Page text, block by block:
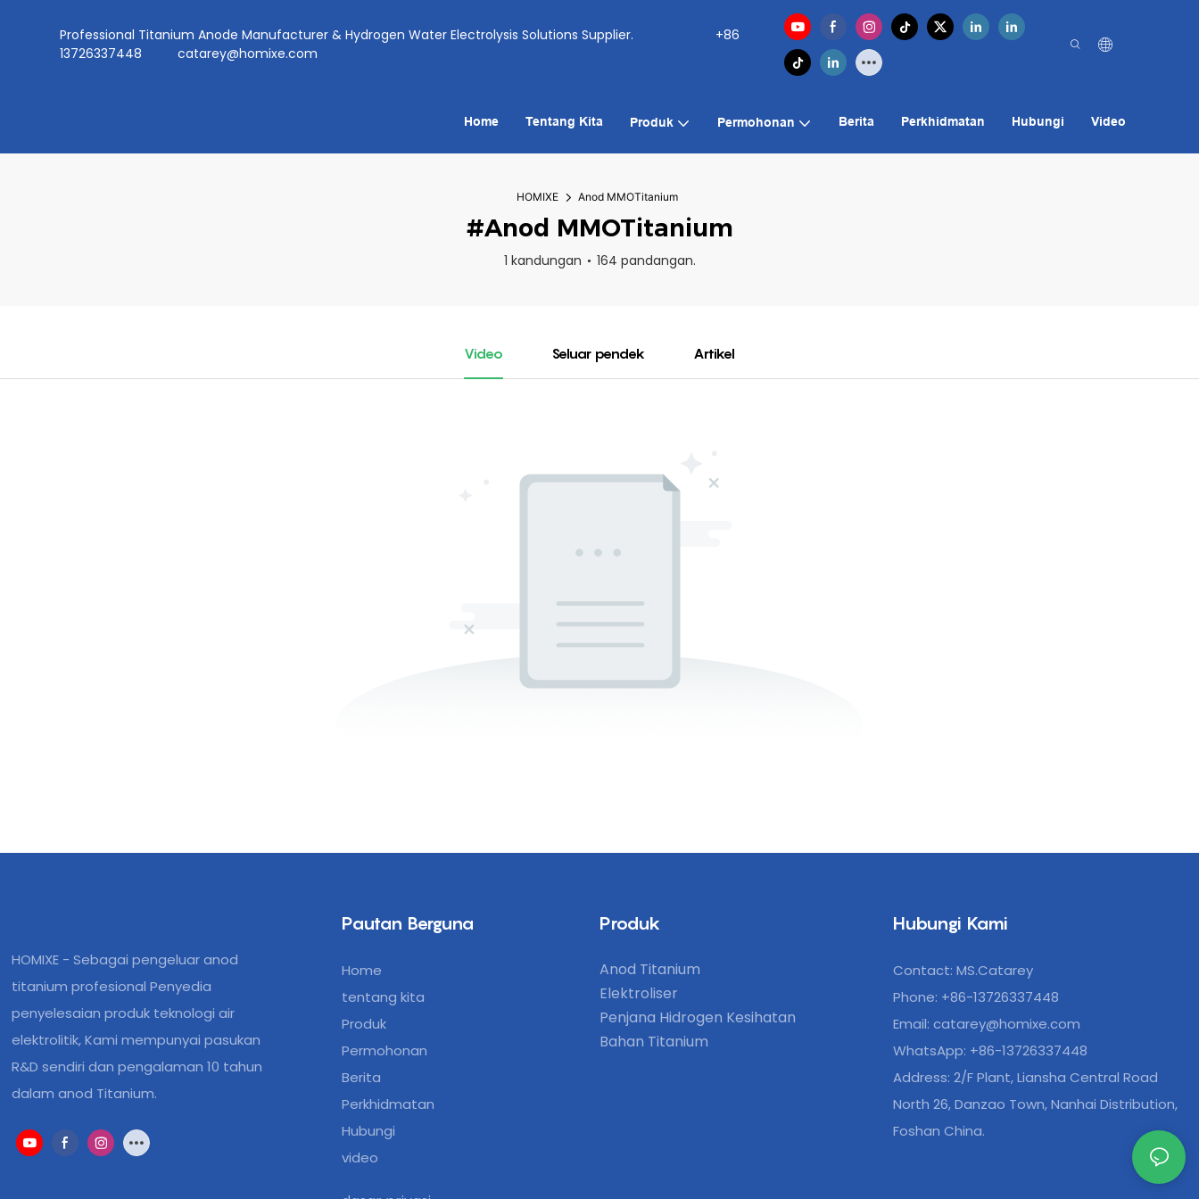
Professional Titanium Anode Manufacturer & Hydrogen Water Electrolysis Solutions Supplier.
+86
13726337448
catarey@homixe.com
Home Tentang Kita Produk Permohonan Berita Perkhidmatan Hubungi Video
HOMIXE Anod MMOTitanium
#Anod MMOTitanium
1 kandungan 164 pandangan.
Video Seluar pendek Artikel
HOMIXE - Sebagai pengeluar anod
titanium profesional Penyedia
penyelesaian produk teknologi air
elektrolitik, Kami mempunyai pasukan
R&D sendiri dan pengalaman 10 tahun
dalam anod Titanium.
Pautan Berguna
Home
tentang kita
Produk
Permohonan
Berita
Perkhidmatan
Hubungi
video
Produk
Anod Titanium
Elektroliser
Penjana Hidrogen Kesihatan
Bahan Titanium
Hubungi Kami
Contact: MS.Catarey
Phone: +86-13726337448
Email:catarey@homixe.com
WhatsApp: +86-13726337448
Address: 2/F Plant, Liansha Central Road
North 26, Danzao Town, Nanhai Distribution,
Foshan China.